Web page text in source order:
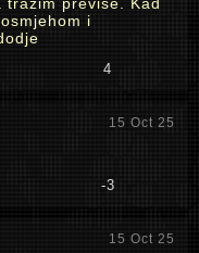
i
4
15 Oct 25
-3
15 Oct 25